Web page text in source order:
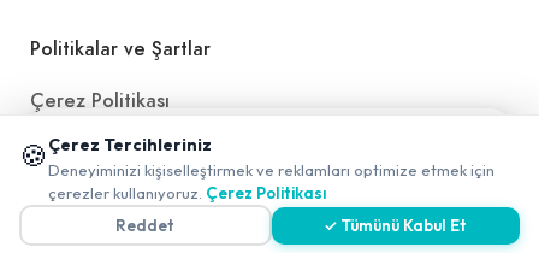
Politikalar ve Şartlar
Çerez Politikası
Gizlilik Politikası
Teslimat, İptal ve İade Politikası
Kullanım Koşulları ve Hizmet Politikası
🍪 Çerez Tercihleriniz
Deneyiminizi kişiselleştirmek ve reklamları optimize etmek için
çerezler kullanıyoruz. Çerez Politikası
Reddet
✓ Tümünü Kabul Et
📱 Mobil uygulamamızı keşfedin!
✖